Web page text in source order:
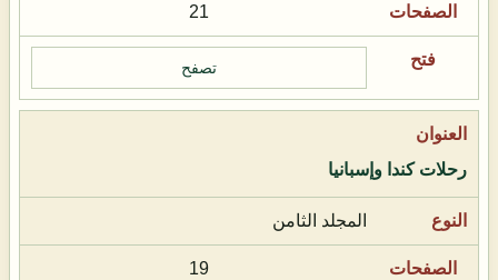
21
تصفح
رحلات كندا وإسبانيا
المجلد الثامن
19